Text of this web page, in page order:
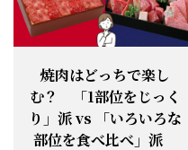
お知らせ 2025.6.16
お知らせ 2025.5.28
お知らせ 2025.5.19
焼肉はどっちで楽し
む？ 「1部位をじっく
り」派 vs 「いろいろな
部位を食べ比べ」派